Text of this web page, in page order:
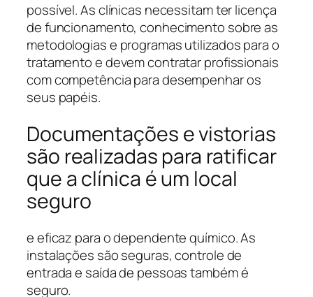
possível. As clínicas necessitam ter licença
de funcionamento, conhecimento sobre as
metodologias e programas utilizados para o
tratamento e devem contratar profissionais
com competência para desempenhar os
seus papéis.
Documentações e vistorias
são realizadas para ratificar
que a clínica é um local
seguro
e eficaz para o dependente químico. As
instalações são seguras, controle de
entrada e saída de pessoas também é
seguro.